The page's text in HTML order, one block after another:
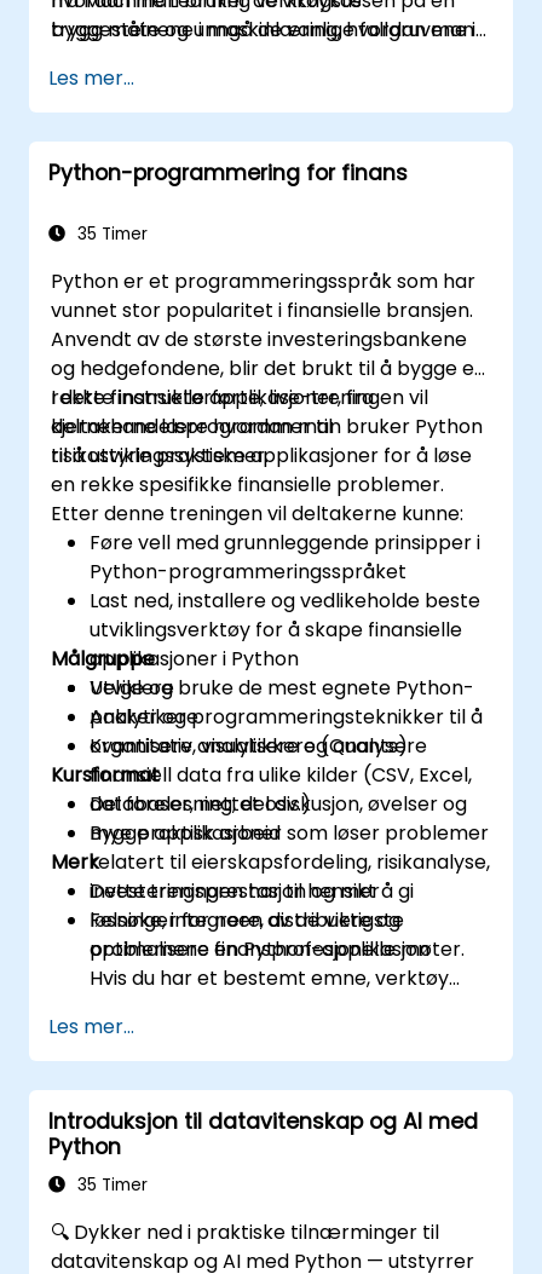
byggesteinene i maskinlæring, hvordan man
utdataene fra algoritmer og validere
resultatene.
trygg måte og unngå de vanlige fallgruvene i
Les mer...
Python-programmering for finans
35 Timer
Python er et programmeringsspråk som har
vunnet stor popularitet i finansielle bransjen.
Anvendt av de største investeringsbankene
og hedgefondene, blir det brukt til å bygge en
rekke finansielle applikasjoner, fra
kjernehandelsprogrammer til
risikostyringssystemer.
I dette instruktørførte, live-treningen vil
deltakerne lære hvordan man bruker Python
til å utvikle praktiske applikasjoner for å løse
en rekke spesifikke finansielle problemer.
Etter denne treningen vil deltakerne kunne:
Føre vell med grunnleggende prinsipper i
Python-programmeringsspråket
Last ned, installere og vedlikeholde beste
utviklingsverktøy for å skape finansielle
applikasjoner i Python
Velge og bruke de mest egnete Python-
pakker og programmeringsteknikker til å
organisere, visualisere og analysere
finansiell data fra ulike kilder (CSV, Excel,
databaser, nettet osv.)
Bygge applikasjoner som løser problemer
relatert til eierskapsfordeling, risikanalyse,
investeringsprestasjon og mer
Felsøke, integrere, distribuere og
optimalisere en Python-applikasjon
Målgruppe
Utviklere
Analytikere
Kvantitativ analytikkere (Quants)
Kursformat
Del forelesning, del diskusjon, øvelser og
mye praktisk arbeid
Merk
Dette treningen har til hensikt å gi
løsninger for noen av de viktigste
problemene finansprofesjonelle møter.
Hvis du har et bestemt emne, verktøy
eller utdype mer på, vennligst kontakt oss
for å arrange.
Les mer...
Introduksjon til datavitenskap og AI med
Python
35 Timer
🔍 Dykker ned i praktiske tilnærminger til
datavitenskap og AI med Python — utstyrrer